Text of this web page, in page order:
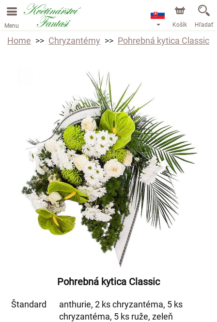
Menu Košík Hľadať
Home Chryzantémy Pohrebná kytica Classic
Pohrebná kytica Classic
Štandard
anthurie, 2 ks chryzantéma, 5 ks
chryzantéma, 5 ks ruže, zeleň